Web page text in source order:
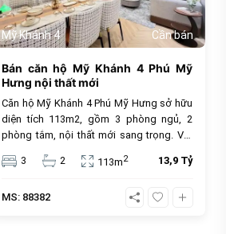
Mỹ Khánh 4 Cần bán
Bán căn hộ Mỹ Khánh 4 Phú Mỹ
Hưng nội thất mới
Căn hộ Mỹ Khánh 4 Phú Mỹ Hưng sở hữu
diện tích 113m2, gồm 3 phòng ngủ, 2
phòng tắm, nội thất mới sang trọng. Với
tưởng cho an cư và đầu tư. Giá bán 13.9
3 2 113m2 13,9 Tỷ
MS: 88382